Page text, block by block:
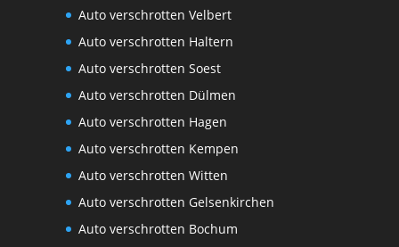
Auto verschrotten Velbert
Auto verschrotten Haltern
Auto verschrotten Soest
Auto verschrotten Dülmen
Auto verschrotten Hagen
Auto verschrotten Kempen
Auto verschrotten Witten
Auto verschrotten Gelsenkirchen
Auto verschrotten Bochum